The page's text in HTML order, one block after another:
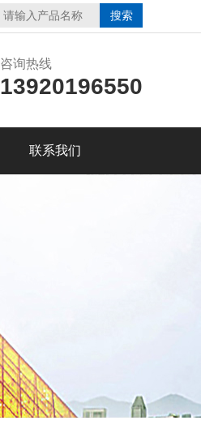
咨询热线
13920196550
联系我们